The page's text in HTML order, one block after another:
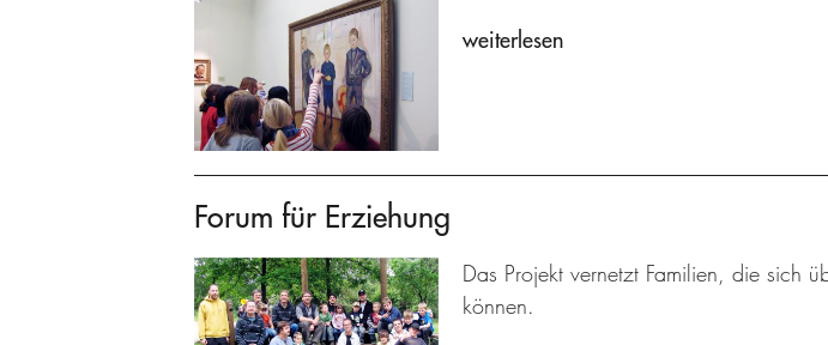
weiterlesen
Forum für Erziehung
Das Projekt vernetzt Familien, die sich
können.